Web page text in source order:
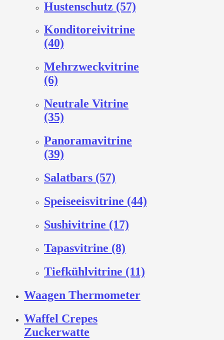
Hustenschutz (57)
Konditoreivitrine
(40)
Mehrzweckvitrine
(6)
Neutrale Vitrine
(35)
Panoramavitrine
(39)
Salatbars (57)
Speiseeisvitrine (44)
Sushivitrine (17)
Tapasvitrine (8)
Tiefkühlvitrine (11)
Waagen Thermometer
Waffel Crepes
Zuckerwatte